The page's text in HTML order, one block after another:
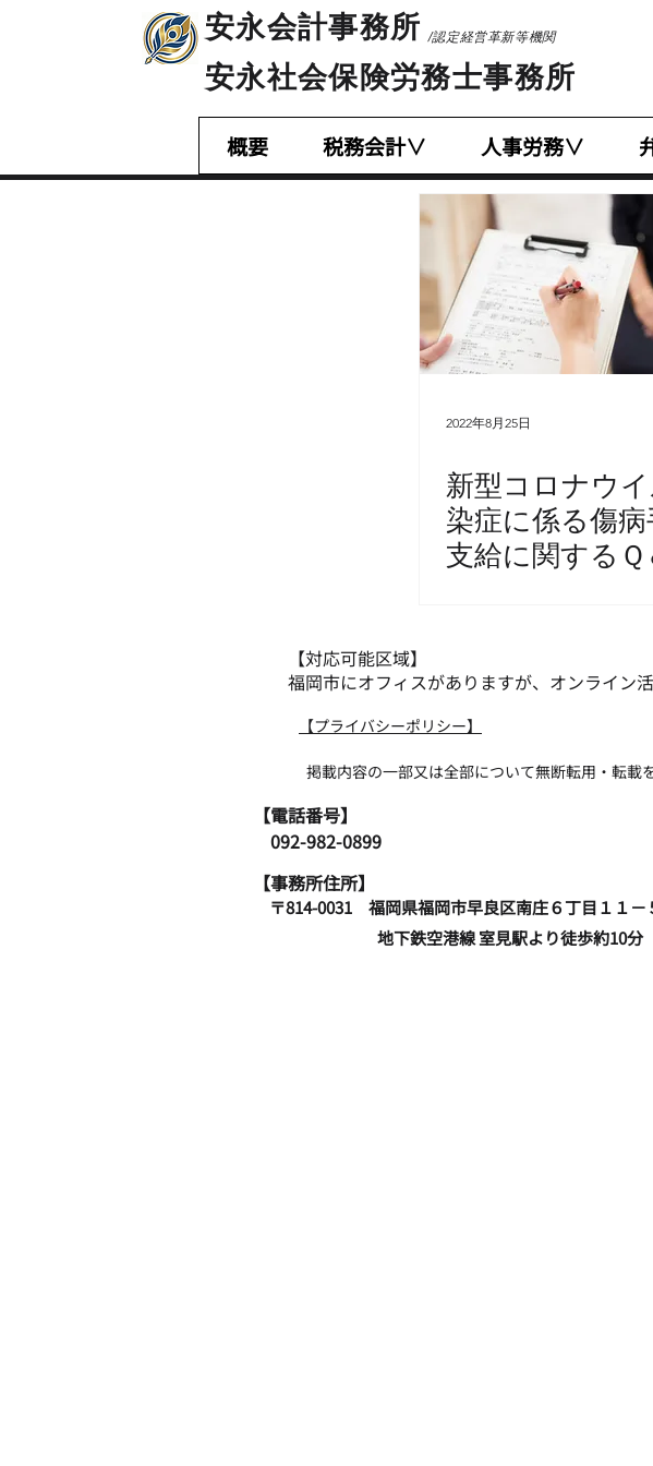
​安永会計事務所 /認定経営革新等機関
​安永社会保険労務士事務所
概要 税務会計∨ 人事労務∨
2022年8月25日
新型コロナウ
染症に係る傷
支給に関するＱ
【対応可能区域】
福岡市にオフィスがありますが、オンライン
​【プライバシーポリシー】
掲載内容の一部又は全部について無断転用・転
​【電話番号】
​ 092-982-0899
地下鉄空港線 室見駅より徒歩約10分
【事務所住所】
〒814-0031 福岡県福岡市早良区南庄６丁目